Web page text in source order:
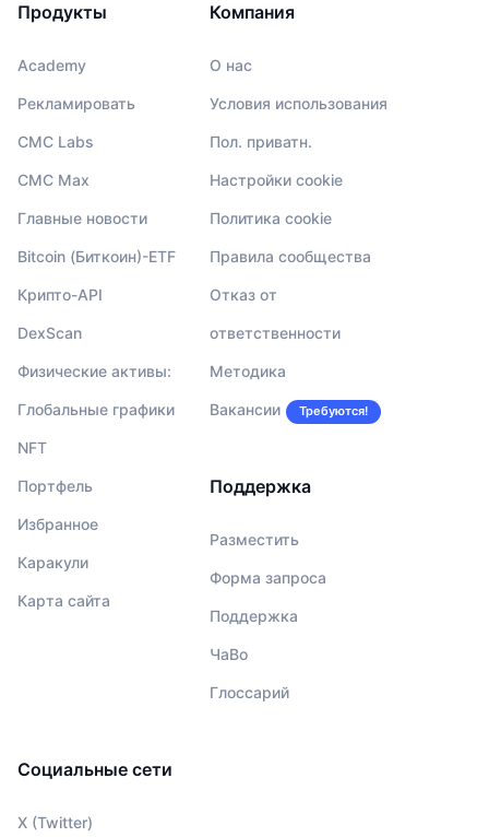
Продукты
Academy
Рекламировать
CMC Labs
CMC Max
Главные новости
Bitcoin (Биткоин)-ETF
Крипто-API
DexScan
Физические активы:
Глобальные графики
NFT
Портфель
Избранное
Каракули
Карта сайта
Компания
О нас
Условия использования
Пол. приватн.
Настройки cookie
Политика cookie
Правила сообщества
Отказ от
ответственности
Методика
Вакансии Требуются!
Поддержка
Разместить
Форма запроса
Поддержка
ЧаВо
Глоссарий
Социальные сети
X (Twitter)